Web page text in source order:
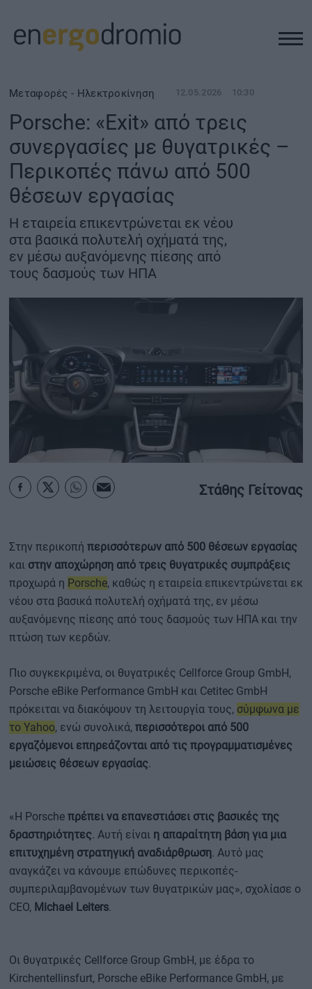
ΥΠΟΔΟΜΕΣ
REAL ESTATE
ΠΕΡΙΒΑΛΛΟΝ
ΕΝΕΡΓΕΙΑ
ΜΕΤΑΦΟΡΕΣ - ΗΛΕΚΤΡΟΚΙΝΗΣΗ
ΨΗΦΙΑΚΟΣ ΚΟΣΜΟΣ
ΟΙΚΟΝΟΜΙΑ - ΕΠΙΧΕΙΡΗΣΕΙΣ
MY PROPERTY
ΚΑΡΑΜΠΟΛΕΣ
Μεταφορές - Ηλεκτροκίνηση 12.05.2026 10:30
Porsche: «Exit» από τρεις
συνεργασίες με θυγατρικές –
Περικοπές πάνω από 500
θέσεων εργασίας
Η εταιρεία επικεντρώνεται εκ νέου
στα βασικά πολυτελή οχήματά της,
εν μέσω αυξανόμενης πίεσης από
τους δασμούς των ΗΠΑ
Στάθης Γείτονας
Στην περικοπή περισσότερων από 500 θέσεων εργασίας
και στην αποχώρηση από τρεις θυγατρικές συμπράξεις
προχωρά η Porsche, καθώς η εταιρεία επικεντρώνεται εκ
νέου στα βασικά πολυτελή οχήματά της, εν μέσω
αυξανόμενης πίεσης από τους δασμούς των ΗΠΑ και την
πτώση των κερδών.
Πιο συγκεκριμένα, οι θυγατρικές Cellforce Group GmbH,
Porsche eBike Performance GmbH και Cetitec GmbH
πρόκειται να διακόψουν τη λειτουργία τους, σύμφωνα με
το Yahoo, ενώ συνολικά, περισσότεροι από 500
εργαζόμενοι επηρεάζονται από τις προγραμματισμένες
μειώσεις θέσεων εργασίας.
«Η Porsche πρέπει να επανεστιάσει στις βασικές της
δραστηριότητες. Αυτή είναι η απαραίτητη βάση για μια
επιτυχημένη στρατηγική αναδιάρθρωση. Αυτό μας
αναγκάζει να κάνουμε επώδυνες περικοπές-
συμπεριλαμβανομένων των θυγατρικών μας», σχολίασε ο
CEO, Michael Leiters.
Οι θυγατρικές Cellforce Group GmbH, με έδρα το
Kirchentellinsfurt, Porsche eBike Performance GmbH, με